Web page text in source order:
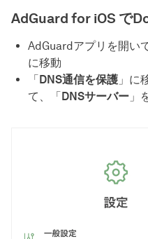
AdGuard for iOS で
AdGuardアプリを開いて
に移動
「DNS通信を保護 」に
て、「DNSサーバー 」